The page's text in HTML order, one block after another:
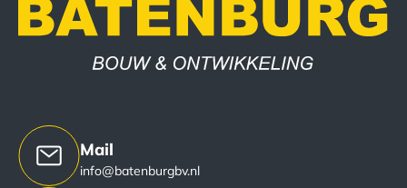
Mail
info@batenburgbv.nl